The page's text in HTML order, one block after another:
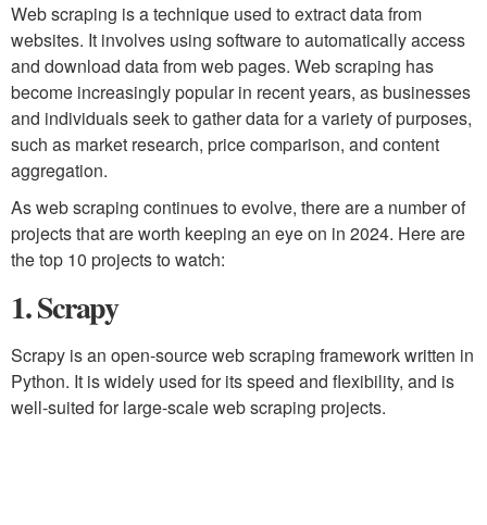
Web scraping is a technique used to extract data from
websites. It involves using software to automatically access
and download data from web pages. Web scraping has
become increasingly popular in recent years, as businesses
and individuals seek to gather data for a variety of purposes,
such as market research, price comparison, and content
aggregation.
As web scraping continues to evolve, there are a number of
projects that are worth keeping an eye on in 2024. Here are
the top 10 projects to watch:
1. Scrapy
Scrapy is an open-source web scraping framework written in
Python. It is widely used for its speed and flexibility, and is
well-suited for large-scale web scraping projects.